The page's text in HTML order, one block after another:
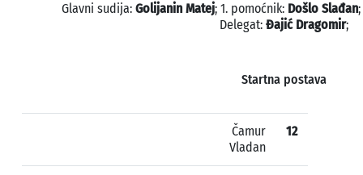
Glavni sudija: Golijanin Matej; 1. pomoćnik: Došlo Slađan
Delegat: Đajić Dragomir;
Startna postava
Čamur
Vladan
12